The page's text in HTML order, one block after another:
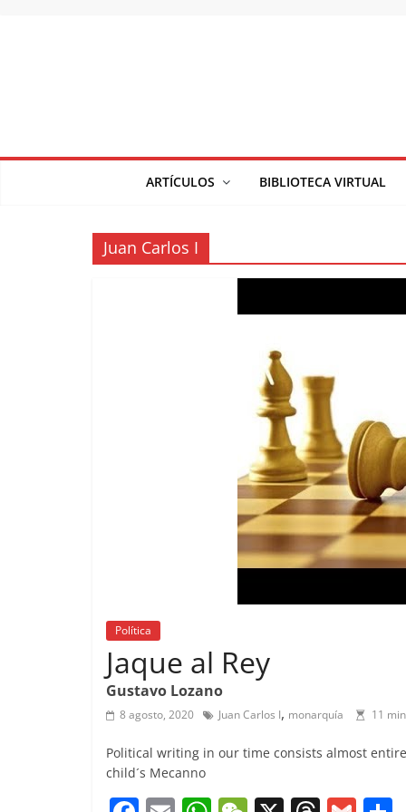
ARTÍCULOS BIBLIOTECA VIRTUAL
Juan Carlos I
Política
Jaque al Rey
Gustavo Lozano
8 agosto, 2020 Juan Carlos I, monarquía 11
Political writing in our time consists almost
child´s Mecanno